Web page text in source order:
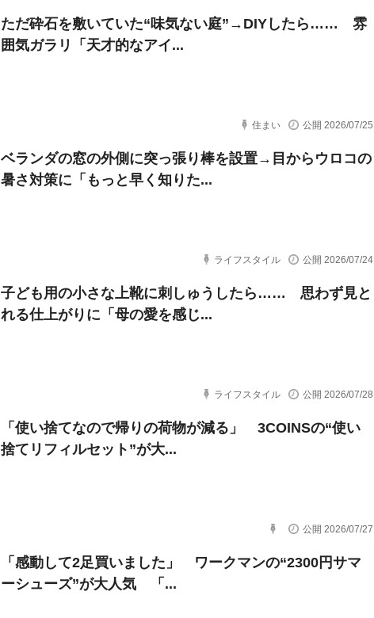
ただ砕石を敷いていた“味気ない庭”→DIYしたら…… 雰
囲気ガラリ「天才的なアイ...
住まい 公開 2026/07/25
ベランダの窓の外側に突っ張り棒を設置→目からウロコの
暑さ対策に「もっと早く知りた...
ライフスタイル 公開 2026/07/24
子ども用の小さな上靴に刺しゅうしたら…… 思わず見と
れる仕上がりに「母の愛を感じ...
ライフスタイル 公開 2026/07/28
「使い捨てなので帰りの荷物が減る」 3COINSの“使い
捨てリフィルセット”が大...
公開 2026/07/27
「感動して2足買いました」 ワークマンの“2300円サマ
ーシューズ”が大人気 「...